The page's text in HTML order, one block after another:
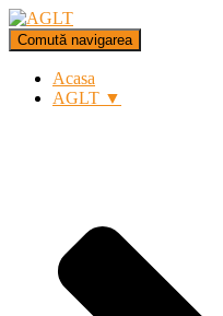
Comută navigarea
Acasa
AGLT ▼